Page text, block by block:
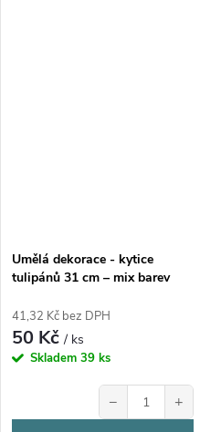
Umělá dekorace - kytice
tulipánů 31 cm – mix barev
41,32 Kč bez DPH
50 Kč/ ks
Skladem 39 ks
− +